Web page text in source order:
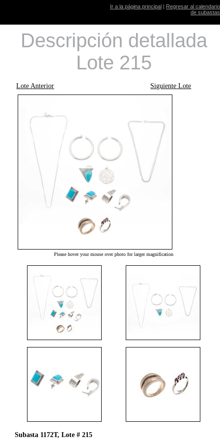
Ir a la página principal | Regresar al calendario
de subastas
Descripción detallada
Lote 215
Lote Anterior Siguiente Lote
Please hover your mouse over photo for larger magnification
Subasta 1172T, Lote # 215